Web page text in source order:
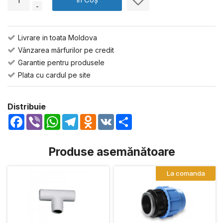
-
Livrare in toata Moldova
Vânzarea mărfurilor pe credit
Garantie pentru produsele
Plata cu cardul pe site
Distribuie
Facebook
Viber WhatsApp
TelegramOdnoklassniki
VK
Produse asemănătoare
La comanda